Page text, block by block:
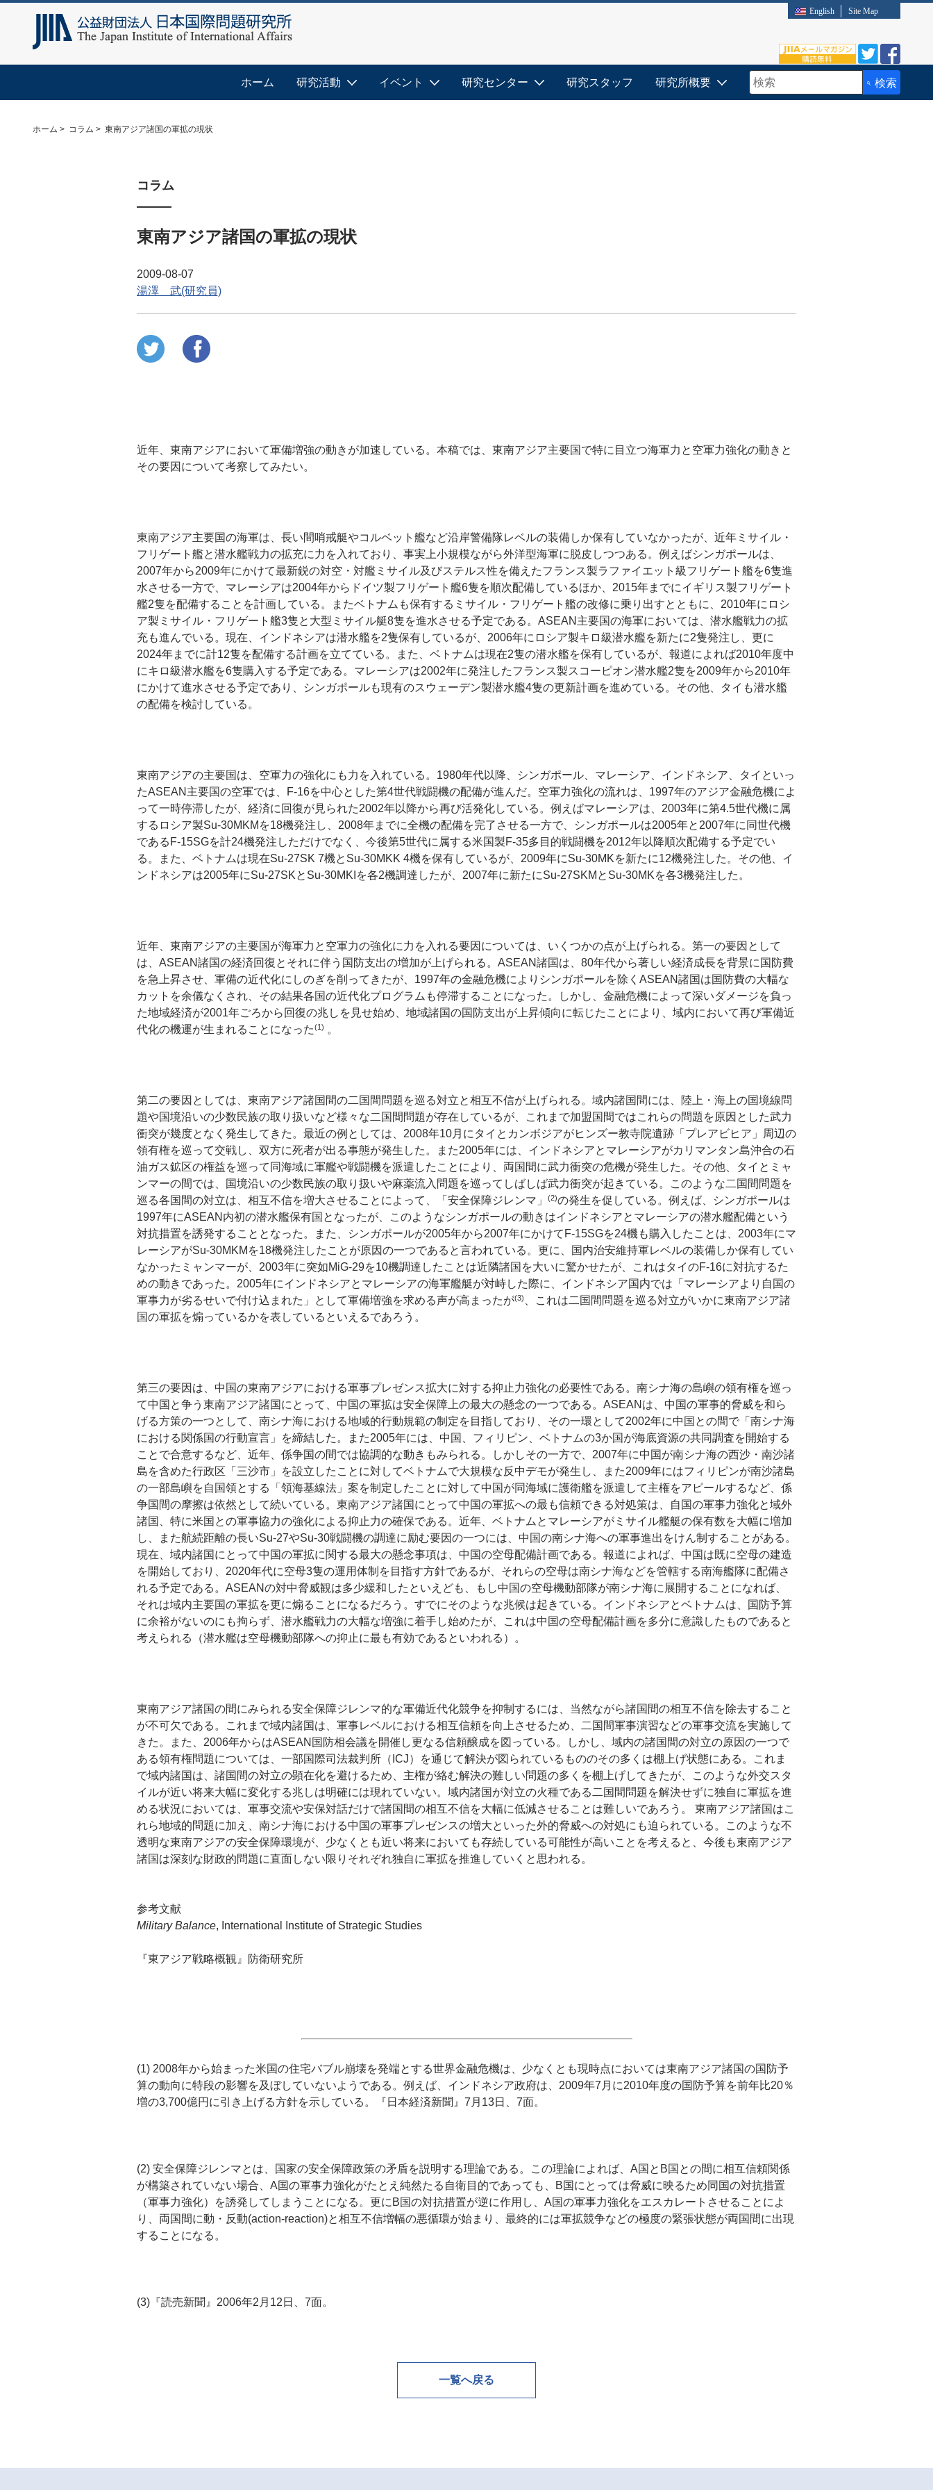
English Site Map
検索キーワード入力
検索
ホーム 研究活動 イベント 研究センター 研究スタッフ 研究所概要
ホーム コラム 東南アジア諸国の軍拡の現状
コラム
東南アジア諸国の軍拡の現状
2009-08-07
湯澤 武(研究員)
近年、東南アジアにおいて軍備増強の動きが加速している。本稿では、東南アジア主要国で特に目立つ海軍力と空軍力強化の動きと
その要因について考察してみたい。
東南アジア主要国の海軍は、長い間哨戒艇やコルベット艦など沿岸警備隊レベルの装備しか保有していなかったが、近年ミサイル・
フリゲート艦と潜水艦戦力の拡充に力を入れており、事実上小規模ながら外洋型海軍に脱皮しつつある。例えばシンガポールは、
2007年から2009年にかけて最新鋭の対空・対艦ミサイル及びステルス性を備えたフランス製ラファイエット級フリゲート艦を6隻進
水させる一方で、マレーシアは2004年からドイツ製フリゲート艦6隻を順次配備しているほか、2015年までにイギリス製フリゲート
艦2隻を配備することを計画している。またベトナムも保有するミサイル・フリゲート艦の改修に乗り出すとともに、2010年にロシ
ア製ミサイル・フリゲート艦3隻と大型ミサイル艇8隻を進水させる予定である。ASEAN主要国の海軍においては、潜水艦戦力の拡
充も進んでいる。現在、インドネシアは潜水艦を2隻保有しているが、2006年にロシア製キロ級潜水艦を新たに2隻発注し、更に
2024年までに計12隻を配備する計画を立てている。また、ベトナムは現在2隻の潜水艦を保有しているが、報道によれば2010年度中
にキロ級潜水艦を6隻購入する予定である。マレーシアは2002年に発注したフランス製スコーピオン潜水艦2隻を2009年から2010年
にかけて進水させる予定であり、シンガポールも現有のスウェーデン製潜水艦4隻の更新計画を進めている。その他、タイも潜水艦
の配備を検討している。
東南アジアの主要国は、空軍力の強化にも力を入れている。1980年代以降、シンガポール、マレーシア、インドネシア、タイといっ
たASEAN主要国の空軍では、F-16を中心とした第4世代戦闘機の配備が進んだ。空軍力強化の流れは、1997年のアジア金融危機によ
って一時停滞したが、経済に回復が見られた2002年以降から再び活発化している。例えばマレーシアは、2003年に第4.5世代機に属
するロシア製Su-30MKMを18機発注し、2008年までに全機の配備を完了させる一方で、シンガポールは2005年と2007年に同世代機
であるF-15SGを計24機発注しただけでなく、今後第5世代に属する米国製F-35多目的戦闘機を2012年以降順次配備する予定でい
る。また、ベトナムは現在Su-27SK 7機とSu-30MKK 4機を保有しているが、2009年にSu-30MKを新たに12機発注した。その他、イ
ンドネシアは2005年にSu-27SKとSu-30MKIを各2機調達したが、2007年に新たにSu-27SKMとSu-30MKを各3機発注した。
近年、東南アジアの主要国が海軍力と空軍力の強化に力を入れる要因については、いくつかの点が上げられる。第一の要因として
は、ASEAN諸国の経済回復とそれに伴う国防支出の増加が上げられる。ASEAN諸国は、80年代から著しい経済成長を背景に国防費
を急上昇させ、軍備の近代化にしのぎを削ってきたが、1997年の金融危機によりシンガポールを除くASEAN諸国は国防費の大幅な
カットを余儀なくされ、その結果各国の近代化プログラムも停滞することになった。しかし、金融危機によって深いダメージを負っ
た地域経済が2001年ごろから回復の兆しを見せ始め、地域諸国の国防支出が上昇傾向に転じたことにより、域内において再び軍備近
代化の機運が生まれることになった(1) 。
第二の要因としては、東南アジア諸国間の二国間問題を巡る対立と相互不信が上げられる。域内諸国間には、陸上・海上の国境線問
題や国境沿いの少数民族の取り扱いなど様々な二国間問題が存在しているが、これまで加盟国間ではこれらの問題を原因とした武力
衝突が幾度となく発生してきた。最近の例としては、2008年10月にタイとカンボジアがヒンズー教寺院遺跡「プレアビヒア」周辺の
領有権を巡って交戦し、双方に死者が出る事態が発生した。また2005年には、インドネシアとマレーシアがカリマンタン島沖合の石
油ガス鉱区の権益を巡って同海域に軍艦や戦闘機を派遣したことにより、両国間に武力衝突の危機が発生した。その他、タイとミャ
ンマーの間では、国境沿いの少数民族の取り扱いや麻薬流入問題を巡ってしばしば武力衝突が起きている。このような二国間問題を
巡る各国間の対立は、相互不信を増大させることによって、「安全保障ジレンマ」
(2)の発生を促している。例えば、シンガポールは
1997年にASEAN内初の潜水艦保有国となったが、このようなシンガポールの動きはインドネシアとマレーシアの潜水艦配備という
対抗措置を誘発することとなった。また、シンガポールが2005年から2007年にかけてF-15SGを24機も購入したことは、2003年にマ
レーシアがSu-30MKMを18機発注したことが原因の一つであると言われている。更に、国内治安維持軍レベルの装備しか保有してい
なかったミャンマーが、2003年に突如MiG-29を10機調達したことは近隣諸国を大いに驚かせたが、これはタイのF-16に対抗するた
めの動きであった。2005年にインドネシアとマレーシアの海軍艦艇が対峙した際に、インドネシア国内では「マレーシアより自国の
軍事力が劣るせいで付け込まれた」として軍備増強を求める声が高まったが(3)
、これは二国間問題を巡る対立がいかに東南アジア諸
国の軍拡を煽っているかを表しているといえるであろう。
第三の要因は、中国の東南アジアにおける軍事プレゼンス拡大に対する抑止力強化の必要性である。南シナ海の島嶼の領有権を巡っ
て中国と争う東南アジア諸国にとって、中国の軍拡は安全保障上の最大の懸念の一つである。ASEANは、中国の軍事的脅威を和ら
げる方策の一つとして、南シナ海における地域的行動規範の制定を目指しており、その一環として2002年に中国との間で「南シナ海
における関係国の行動宣言」を締結した。また2005年には、中国、フィリピン、ベトナムの3か国が海底資源の共同調査を開始する
ことで合意するなど、近年、係争国の間では協調的な動きもみられる。しかしその一方で、2007年に中国が南シナ海の西沙・南沙諸
島を含めた行政区「三沙市」を設立したことに対してベトナムで大規模な反中デモが発生し、また2009年にはフィリピンが南沙諸島
の一部島嶼を自国領とする「領海基線法」案を制定したことに対して中国が同海域に護衛艦を派遣して主権をアピールするなど、係
争国間の摩擦は依然として続いている。東南アジア諸国にとって中国の軍拡への最も信頼できる対処策は、自国の軍事力強化と域外
諸国、特に米国との軍事協力の強化による抑止力の確保である。近年、ベトナムとマレーシアがミサイル艦艇の保有数を大幅に増加
し、また航続距離の長いSu-27やSu-30戦闘機の調達に励む要因の一つには、中国の南シナ海への軍事進出をけん制することがある。
現在、域内諸国にとって中国の軍拡に関する最大の懸念事項は、中国の空母配備計画である。報道によれば、中国は既に空母の建造
を開始しており、2020年代に空母3隻の運用体制を目指す方針であるが、それらの空母は南シナ海などを管轄する南海艦隊に配備さ
れる予定である。ASEANの対中脅威観は多少緩和したといえども、もし中国の空母機動部隊が南シナ海に展開することになれば、
それは域内主要国の軍拡を更に煽ることになるだろう。すでにそのような兆候は起きている。インドネシアとベトナムは、国防予算
に余裕がないのにも拘らず、潜水艦戦力の大幅な増強に着手し始めたが、これは中国の空母配備計画を多分に意識したものであると
考えられる（潜水艦は空母機動部隊への抑止に最も有効であるといわれる）。
東南アジア諸国の間にみられる安全保障ジレンマ的な軍備近代化競争を抑制するには、当然ながら諸国間の相互不信を除去すること
が不可欠である。これまで域内諸国は、軍事レベルにおける相互信頼を向上させるため、二国間軍事演習などの軍事交流を実施して
きた。また、2006年からはASEAN国防相会議を開催し更なる信頼醸成を図っている。しかし、域内の諸国間の対立の原因の一つで
ある領有権問題については、一部国際司法裁判所（ICJ）を通じて解決が図られているもののその多くは棚上げ状態にある。これま
で域内諸国は、諸国間の対立の顕在化を避けるため、主権が絡む解決の難しい問題の多くを棚上げしてきたが、このような外交スタ
イルが近い将来大幅に変化する兆しは明確には現れていない。域内諸国が対立の火種である二国間問題を解決せずに独自に軍拡を進
める状況においては、軍事交流や安保対話だけで諸国間の相互不信を大幅に低減させることは難しいであろう。 東南アジア諸国はこ
れら地域的問題に加え、南シナ海における中国の軍事プレゼンスの増大といった外的脅威への対処にも迫られている。このような不
透明な東南アジアの安全保障環境が、少なくとも近い将来においても存続している可能性が高いことを考えると、今後も東南アジア
諸国は深刻な財政的問題に直面しない限りそれぞれ独自に軍拡を推進していくと思われる。
参考文献
Military Balance, International Institute of Strategic Studies
『東アジア戦略概観』防衛研究所
(1) 2008年から始まった米国の住宅バブル崩壊を発端とする世界金融危機は、少なくとも現時点においては東南アジア諸国の国防予
算の動向に特段の影響を及ぼしていないようである。例えば、インドネシア政府は、2009年7月に2010年度の国防予算を前年比20％
増の3,700億円に引き上げる方針を示している。『日本経済新聞』7月13日、7面。
(2) 安全保障ジレンマとは、国家の安全保障政策の矛盾を説明する理論である。この理論によれば、A国とB国との間に相互信頼関係
が構築されていない場合、A国の軍事力強化がたとえ純然たる自衛目的であっても、B国にとっては脅威に映るため同国の対抗措置
（軍事力強化）を誘発してしまうことになる。更にB国の対抗措置が逆に作用し、A国の軍事力強化をエスカレートさせることによ
り、両国間に動・反動(action-reaction)と相互不信増幅の悪循環が始まり、最終的には軍拡競争などの極度の緊張状態が両国間に出現
することになる。
(3)『読売新聞』2006年2月12日、7面。
一覧へ戻る